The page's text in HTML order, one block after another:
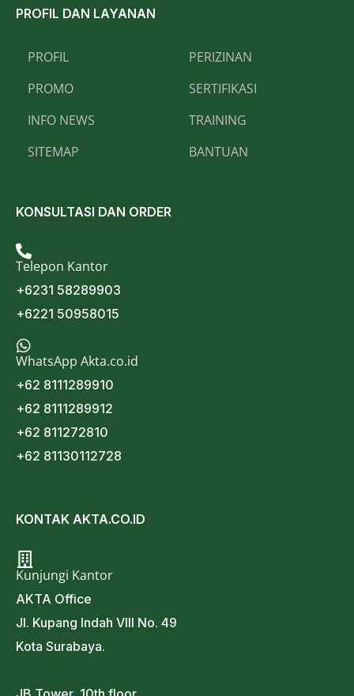
PROFIL DAN LAYANAN
PROFIL
PROMO
INFO NEWS
SITEMAP
PERIZINAN
SERTIFIKASI
TRAINING
BANTUAN
KONSULTASI DAN ORDER
Telepon Kantor
+6231 58289903
+6221 50958015
WhatsApp Akta.co.id
+62 8111289910
+62 8111289912
+62 811272810
+62 81130112728
KONTAK AKTA.CO.ID
Kunjungi Kantor
AKTA Office
Jl. Kupang Indah VIII No. 49
Kota Surabaya.